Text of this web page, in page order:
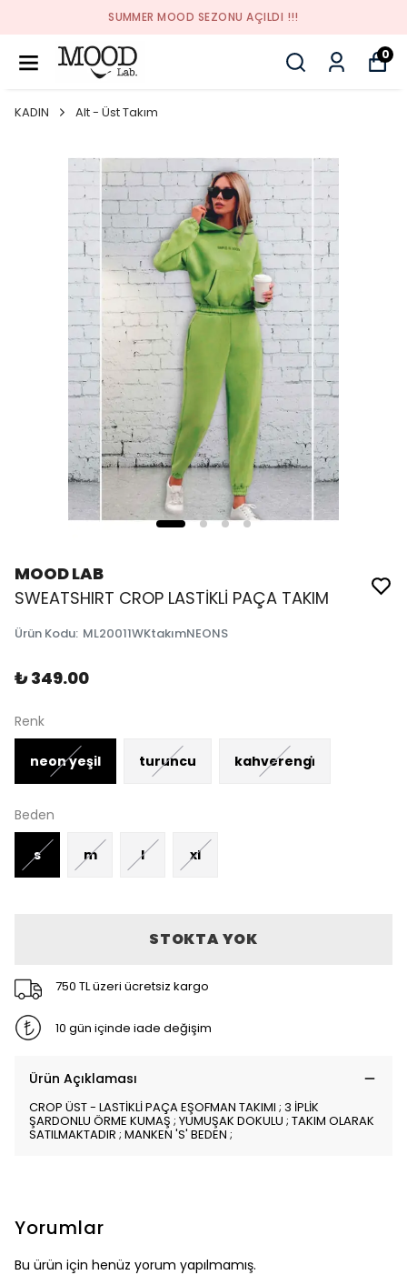
SUMMER MOOD SEZONU AÇILDI !!!
0
KADIN Alt - Üst Takım
MOOD LAB
SWEATSHIRT CROP LASTİKLİ PAÇA TAKIM
Ürün Kodu: ML20011WKtakımNEONS
₺ 349.00
Renk
neon yeşil turuncu kahverengi̇
Beden
s m l xl
STOKTA YOK
750 TL üzeri ücretsiz kargo
10 gün içinde iade değişim
Ürün Açıklaması
CROP ÜST - LASTİKLİ PAÇA EŞOFMAN TAKIMI ; 3 İPLİK
ŞARDONLU ÖRME KUMAŞ ; YUMUŞAK DOKULU ; TAKIM OLARAK
SATILMAKTADIR ; MANKEN 'S' BEDEN ;
Yorumlar
Bu ürün için henüz yorum yapılmamış.